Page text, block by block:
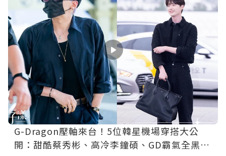
G-Dragon壓軸來台！5位韓星機場穿搭大公
開：甜酷蔡秀彬、高冷李鐘碩、GD霸氣全黑造